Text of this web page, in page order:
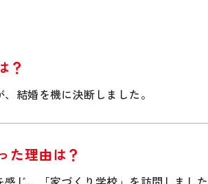
？
結婚を機に決断しました。
た理由は？